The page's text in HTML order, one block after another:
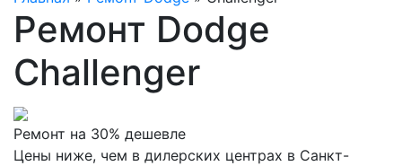
Ремонт Dodge
Challenger
Ремонт на 30% дешевле
Цены ниже, чем в дилерских центрах в Санкт-